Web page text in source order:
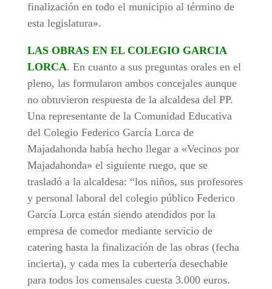
finalización en todo el municipio al término de
esta legislatura».
LAS OBRAS EN EL COLEGIO GARCIA
LORCA. En cuanto a sus preguntas orales en el
pleno, las formularon ambos concejales aunque
no obtuvieron respuesta de la alcaldesa del PP.
Una representante de la Comunidad Educativa
del Colegio Federico García Lorca de
Majadahonda había hecho llegar a «Vecinos por
Majadahonda» el siguiente ruego, que se
trasladó a la alcaldesa: “los niños, sus profesores
y personal laboral del colegio público Federico
García Lorca están siendo atendidos por la
empresa de comedor mediante servicio de
catering hasta la finalización de las obras (fecha
incierta), y cada mes la cubertería desechable
para todos los comensales cuesta 3.000 euros.